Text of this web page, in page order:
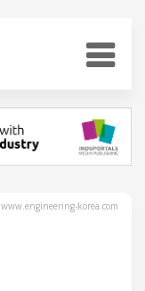
www.engineering-korea.com